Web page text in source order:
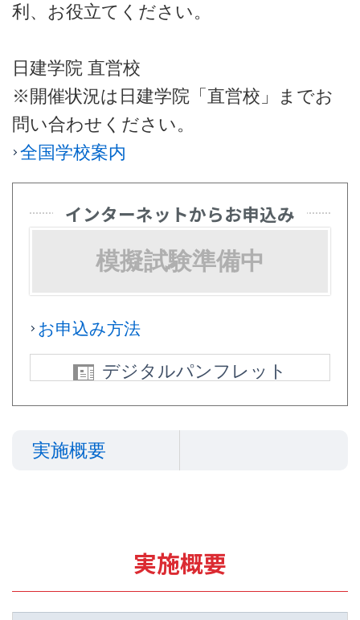
利、お役立てください。
日建学院 直営校
※開催状況は日建学院「直営校」までお
問い合わせください。
全国学校案内
インターネットからお申込み
模擬試験準備中
お申込み方法
デジタルパンフレット
実施概要
実施概要